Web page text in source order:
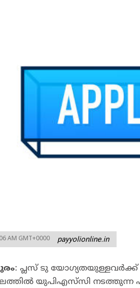
AM GMT+0000 payyolionline.in
: പ്ലസ് ടു യോഗ്യതയുള്ളവർക്ക്
യുപിഎസ്‍സി നടത്തുന്ന